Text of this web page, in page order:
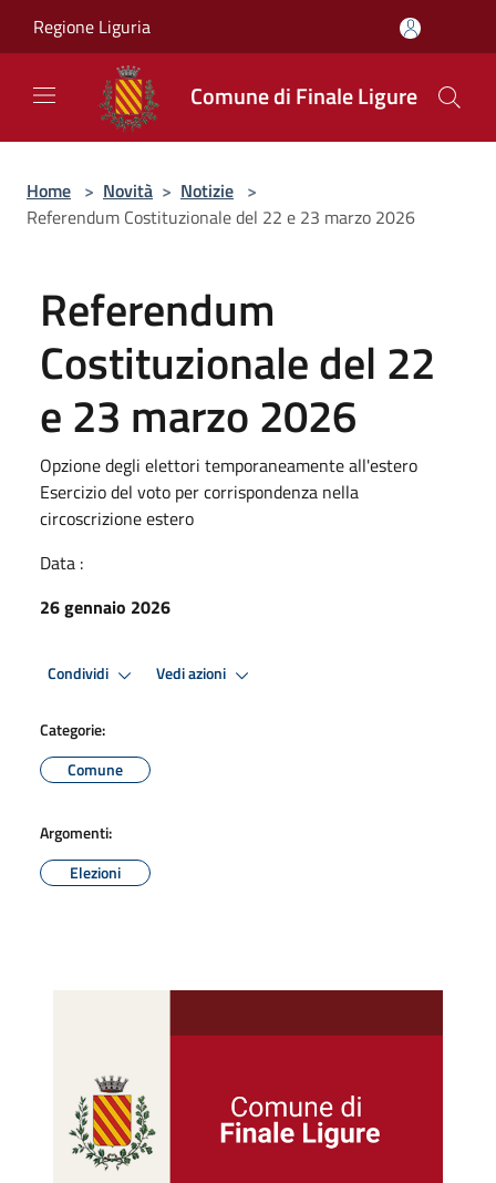
Regione Liguria
Comune di Finale Ligure
Home > Novità > Notizie >
Referendum Costituzionale del 22 e 23 marzo 2026
Referendum
Costituzionale del 22
e 23 marzo 2026
Opzione degli elettori temporaneamente all'estero
Esercizio del voto per corrispondenza nella
circoscrizione estero
Data :
26 gennaio 2026
Condividi Vedi azioni
Categorie:
Comune
Argomenti:
Elezioni